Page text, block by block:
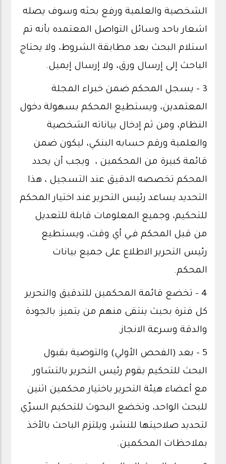
الشخصية والعلمية ورفع بحثه وسوف يصله
اشعار باحد وسائل التواصل المعتمده بأنه تم
استلام البحث بعد مطابقة الشروط، ولا يحتاج
الباحث إلى إرسال ورق، ولا إرسال إيميل.
3 - يسجل المحكم ضمن خبراء المجلة
المعتمدين، ويستطيع المحكم بسهولة دخول
النظام، ومن ثم إدخال بياناته الشخصية
والعلمية ورقم حسابه البنكي، ليكون ضمن
قائمة كبيرة من المحكمين ، ويجب أن يحدد
المحكم تخصصه الدقيق عند التسجيل ، هذا
التحديد يساعد رئيس التحرير عند اختيار المحكم
للتحكيم، وجميع المعلومات قابلة للتعديل
من قبل المحكم فـي أي وقت، ويستطيع
رئيس التحرير الاطلاع على جميع بيانات
المحكم.
4 - تخضع قائمة المحكمين للتدقيق والتحرير
كل فترة بحيث ينتقى منهم من يتميز: بالجودة
والدقة وسرعة الانجاز.
5 - بعد (الفحص الأولي) والتوصية بقبول
البحث للتحكيم يقوم رئيس التحرير بالتشاور
مع أعضاء هيئة التحرير باختيار محكمين اثنين
للبحث الواحد، وتخضع البحوث للتحكيم السرّي
لتحديد صلاحيتها للنشر، ويلتزم الباحث بالأخذ
بملاحظات المحكمين.